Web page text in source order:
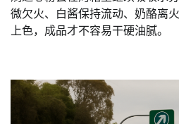
微欠火、白酱保持流动、奶酪离
上色，成品才不容易干硬油腻。